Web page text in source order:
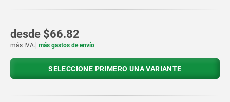
desde $66.82
más IVA. más gastos de envío
SELECCIONE PRIMERO UNA VARIANTE